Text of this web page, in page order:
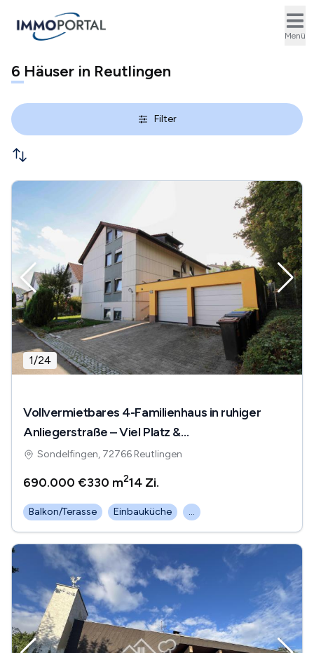
Menü
6 Häuser in Reutlingen
Filter
1/24
Vollvermietbares 4-Familienhaus in ruhiger
Anliegerstraße – Viel Platz &
Entwicklungsspielraum
Sondelfingen, 72766 Reutlingen
690.000 €330 m214 Zi.
Balkon/Terasse Einbauküche ...